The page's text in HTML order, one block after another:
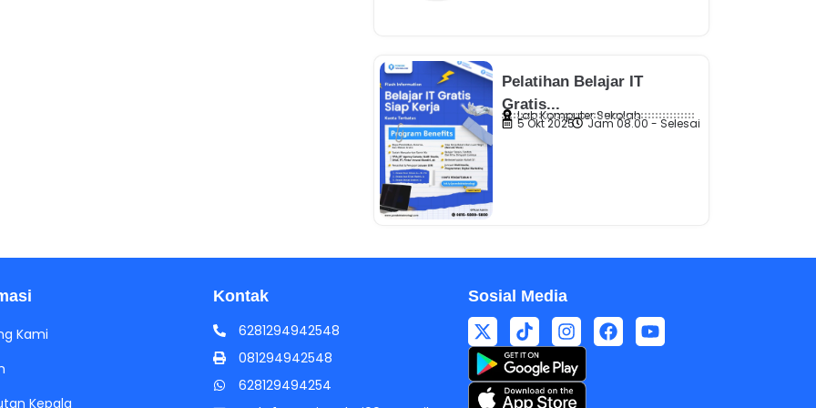
Pelatihan Belajar IT
Gratis...
Lab Komputer Sekolah
5 Okt 2025 Jam 08.00 - Selesai
Kami
Kepala
Kontak
6281294942548
081294942548
628129494254
Sosial Media